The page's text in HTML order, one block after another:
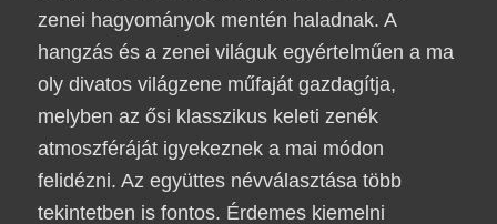
zenei hagyományok mentén haladnak. A
hangzás és a zenei világuk egyértelműen a ma
oly divatos világzene műfaját gazdagítja,
melyben az ősi klasszikus keleti zenék
atmoszféráját igyekeznek a mai módon
felidézni. Az együttes névválasztása több
tekintetben is fontos. Érdemes kiemelni